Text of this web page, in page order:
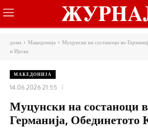
дома Македонија
Муцунски на состаноци во
и Ирска
МАКЕДОНИЈА
14.06.2026 21:55
Муцунски на состаноци
Германија, Обединетото